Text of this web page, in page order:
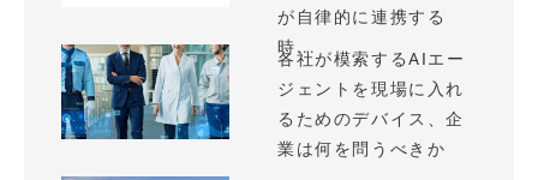
が自律的に連携する
時...
各社が模索するAIエー
ジェントを現場に入れ
るためのデバイス、企
業は何を問うべきか